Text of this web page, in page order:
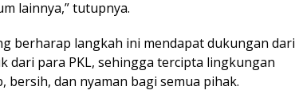
lainnya,” tutupnya.
berharap langkah ini mendapat dukungan dari
dari para PKL, sehingga tercipta lingkungan
bersih, dan nyaman bagi semua pihak.